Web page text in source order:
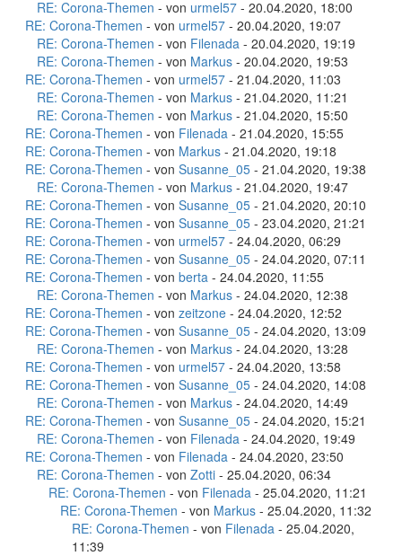
RE: Corona-Themen - von urmel57 - 20.04.2020, 18:00
RE: Corona-Themen - von urmel57 - 20.04.2020, 19:07
RE: Corona-Themen - von Filenada - 20.04.2020, 19:19
RE: Corona-Themen - von Markus - 20.04.2020, 19:53
RE: Corona-Themen - von urmel57 - 21.04.2020, 11:03
RE: Corona-Themen - von Markus - 21.04.2020, 11:21
RE: Corona-Themen - von Markus - 21.04.2020, 15:50
RE: Corona-Themen - von Filenada - 21.04.2020, 15:55
RE: Corona-Themen - von Markus - 21.04.2020, 19:18
RE: Corona-Themen - von Susanne_05 - 21.04.2020, 19:38
RE: Corona-Themen - von Markus - 21.04.2020, 19:47
RE: Corona-Themen - von Susanne_05 - 21.04.2020, 20:10
RE: Corona-Themen - von Susanne_05 - 23.04.2020, 21:21
RE: Corona-Themen - von urmel57 - 24.04.2020, 06:29
RE: Corona-Themen - von Susanne_05 - 24.04.2020, 07:11
RE: Corona-Themen - von berta - 24.04.2020, 11:55
RE: Corona-Themen - von Markus - 24.04.2020, 12:38
RE: Corona-Themen - von zeitzone - 24.04.2020, 12:52
RE: Corona-Themen - von Susanne_05 - 24.04.2020, 13:09
RE: Corona-Themen - von Markus - 24.04.2020, 13:28
RE: Corona-Themen - von urmel57 - 24.04.2020, 13:58
RE: Corona-Themen - von Susanne_05 - 24.04.2020, 14:08
RE: Corona-Themen - von Markus - 24.04.2020, 14:49
RE: Corona-Themen - von Susanne_05 - 24.04.2020, 15:21
RE: Corona-Themen - von Filenada - 24.04.2020, 19:49
RE: Corona-Themen - von Filenada - 24.04.2020, 23:50
RE: Corona-Themen - von Zotti - 25.04.2020, 06:34
RE: Corona-Themen - von Filenada - 25.04.2020, 11:21
RE: Corona-Themen - von Markus - 25.04.2020, 11:32
RE: Corona-Themen - von Filenada - 25.04.2020,
11:39